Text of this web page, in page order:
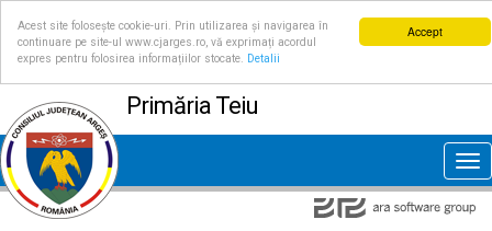
Accept
Acest site folosește cookie-uri. Prin utilizarea și navigarea în
continuare pe site-ul www.cjarges.ro, vă exprimați acordul
expres pentru folosirea informațiilor stocate.
Detalii
Primăria Teiu